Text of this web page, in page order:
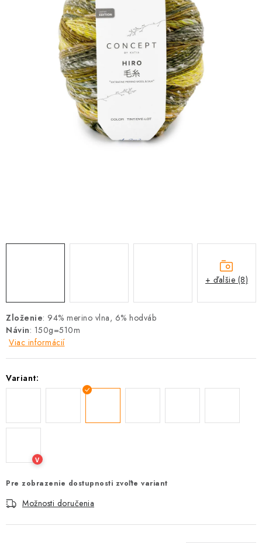
Zloženie: 94% merino vlna, 6% hodváb
Návin: 150g=510m
Viac informácií
Variant:
V
Pre zobrazenie dostupnosti zvoľte variant
Možnosti doručenia
+ ďalšie (8)